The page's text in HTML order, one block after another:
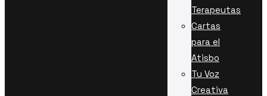
Terapeutas
Cartas
para el
Atisbo
Tu Voz
Creativa